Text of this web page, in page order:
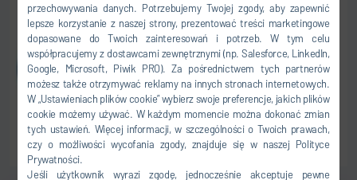
przechowywania danych. Potrzebujemy Twojej zgody, aby zapewnić
lepsze korzystanie z naszej strony, prezentować treści marketingowe
dopasowane do Twoich zainteresowań i potrzeb. W tym celu
współpracujemy z dostawcami zewnętrznymi (np. Salesforce, LinkedIn,
Google, Microsoft, Piwik PRO). Za pośrednictwem tych partnerów
możesz także otrzymywać reklamy na innych stronach internetowych.
W „Ustawieniach plików cookie” wybierz swoje preferencje, jakich plików
cookie możemy używać. W każdym momencie można dokonać zmian
tych ustawień. Więcej informacji, w szczególności o Twoich prawach,
czy o możliwości wycofania zgody, znajduje się w naszej Polityce
Prywatności.
Jeśli użytkownik wyrazi zgodę, jednocześnie akceptuje pewne